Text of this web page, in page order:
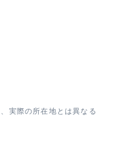
実際の所在地とは異なる